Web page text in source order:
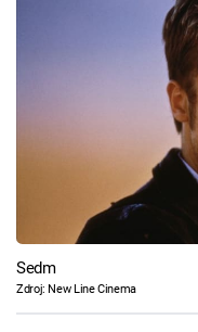
Sedm
Zdroj: New Line Cinema